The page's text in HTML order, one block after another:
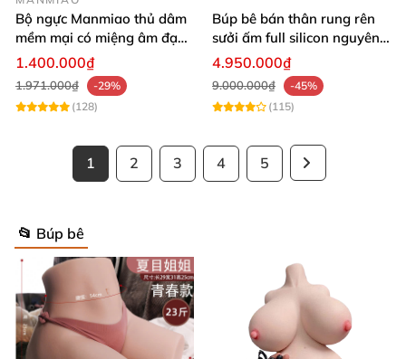
Bộ ngực Manmiao thủ dâm
mềm mại có miệng âm đạo
thật
1.400.000₫
1.971.000₫
-29%
(128)
Búp bê bán thân rung rên
sưởi ấm full silicon nguyên
khối
4.950.000₫
9.000.000₫
-45%
(115)
1 2 3 4 5
📂 Búp bê